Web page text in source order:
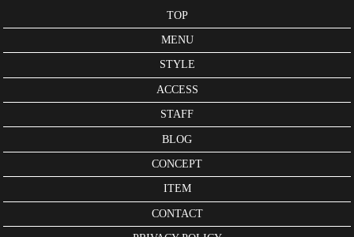
TOP
MENU
STYLE
ACCESS
STAFF
BLOG
CONCEPT
ITEM
CONTACT